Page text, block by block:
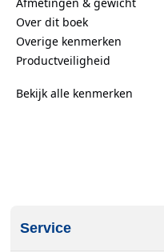
présent sur la carte.
Over dit boek
Overige kenmerken
Productveiligheid
Bekijk alle kenmerken
Service